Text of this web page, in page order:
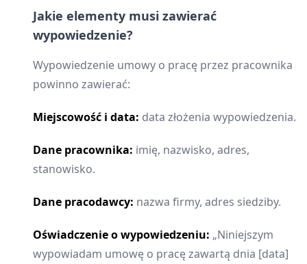
Jakie elementy musi zawierać
wypowiedzenie?
Wypowiedzenie umowy o pracę przez pracownika
powinno zawierać:
Miejscowość i data: data złożenia wypowiedzenia.
Dane pracownika: imię, nazwisko, adres,
stanowisko.
Dane pracodawcy: nazwa firmy, adres siedziby.
Oświadczenie o wypowiedzeniu: „Niniejszym
wypowiadam umowę o pracę zawartą dnia [data]